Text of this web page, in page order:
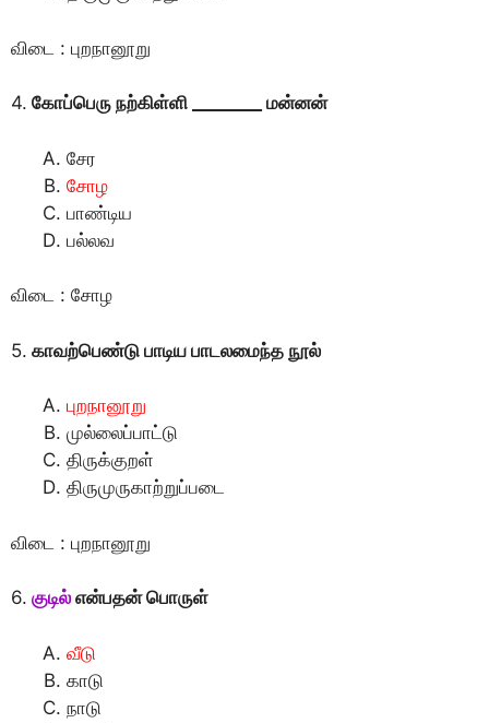
விடை : புறநானூறு
4. கோப்பெரு நற்கிள்ளி ________ மன்னன்
சேர
சோழ
பாண்டிய
பல்லவ
விடை : சோழ
5. காவற்பெண்டு பாடிய பாடலமைந்த நூல்
புறநானூறு
முல்லைப்பாட்டு
திருக்குறள்
திருமுருகாற்றுப்படை
விடை : புறநானூறு
6. குடில் என்பதன் பொருள்
வீடு
காடு
நாடு